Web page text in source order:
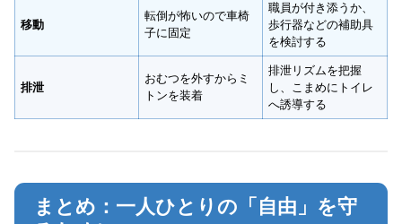
移動
転倒が怖いので車椅
子に固定
職員が付き添うか、
歩行器などの補助具
を検討する
排泄
おむつを外すからミ
トンを装着
排泄リズムを把握
し、こまめにトイレ
へ誘導する
まとめ：一人ひとりの「自由」を守